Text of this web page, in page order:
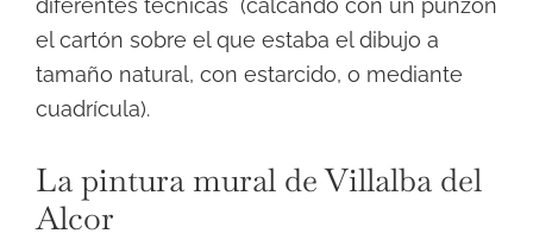
el cartón sobre el que estaba el dibujo a
tamaño natural, con estarcido, o mediante
cuadrícula).
La pintura mural de Villalba del
Alcor